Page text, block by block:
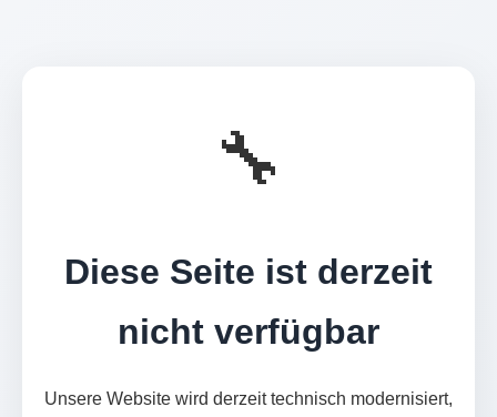
🔧
Diese Seite ist derzeit
nicht verfügbar
Unsere Website wird derzeit technisch modernisiert,